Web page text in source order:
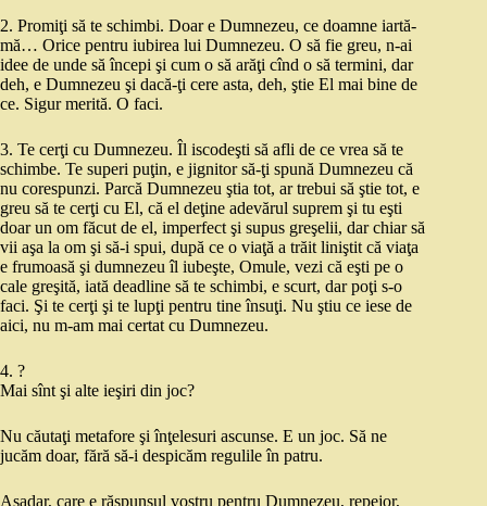
2. Promiţi să te schimbi. Doar e Dumnezeu, ce doamne iartă-
mă… Orice pentru iubirea lui Dumnezeu. O să fie greu, n-ai
idee de unde să începi şi cum o să arăţi cînd o să termini, dar
deh, e Dumnezeu şi dacă-ţi cere asta, deh, ştie El mai bine de
ce. Sigur merită. O faci.
3. Te cerţi cu Dumnezeu. Îl iscodeşti să afli de ce vrea să te
schimbe. Te superi puţin, e jignitor să-ţi spună Dumnezeu că
nu corespunzi. Parcă Dumnezeu ştia tot, ar trebui să ştie tot, e
greu să te cerţi cu El, că el deţine adevărul suprem şi tu eşti
doar un om făcut de el, imperfect şi supus greşelii, dar chiar să
vii aşa la om şi să-i spui, după ce o viaţă a trăit liniştit că viaţa
e frumoasă şi dumnezeu îl iubeşte, Omule, vezi că eşti pe o
cale greşită, iată deadline să te schimbi, e scurt, dar poţi s-o
faci. Şi te cerţi şi te lupţi pentru tine însuţi. Nu ştiu ce iese de
aici, nu m-am mai certat cu Dumnezeu.
4. ?
Mai sînt şi alte ieşiri din joc?
Nu căutaţi metafore şi înţelesuri ascunse. E un joc. Să ne
jucăm doar, fără să-i despicăm regulile în patru.
Aşadar, care e răspunsul vostru pentru Dumnezeu, repejor,